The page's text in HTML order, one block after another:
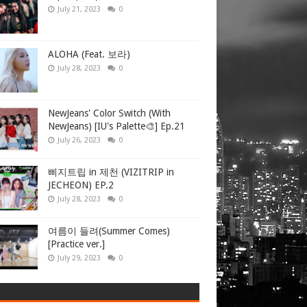
July 21, 2023 0
ALOHA (Feat. 보라)
July 28, 2023 0
NewJeans' Color Switch (With
NewJeans) [IU's Palette🎨] Ep.21
July 26, 2023 0
삐지트립 in 제천 (VIZITRIP in
JECHEON) EP.2
July 28, 2023 0
여름이 들려(Summer Comes)
[Practice ver.]
July 29, 2023 0